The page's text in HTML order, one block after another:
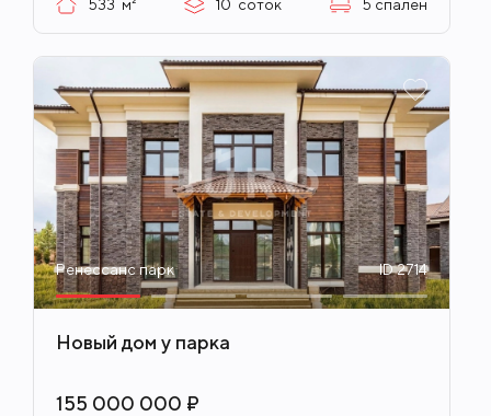
533 м² 10 соток 5 спален
Ренессанс парк ID 2714
Новый дом у парка
155 000 000 ₽